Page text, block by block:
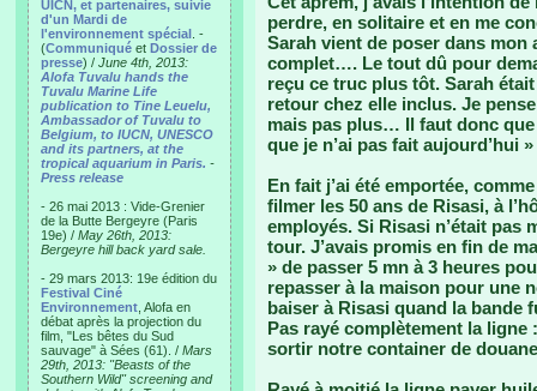
UICN, et partenaires, suivie
d'un Mardi de
l'environnement spécial . -
(Communiqué et Dossier de
presse) / June 4th, 2013:
Alofa Tuvalu hands the
Tuvalu Marine Life
publication to Tine Leuelu,
Ambassador of Tuvalu to
Belgium, to IUCN, UNESCO
and its partners, at the
tropical aquarium in Paris. -
Press release
- 26 mai 2013 : Vide-Grenier
de la Butte Bergeyre (Paris
19e) / May 26th, 2013:
Bergeyre hill back yard sale.
- 29 mars 2013: 19e édition du
Festival Ciné
Environnement , Alofa en
débat après la projection du
film, "Les bêtes du Sud
sauvage" à Sées (61). / Mars
29th, 2013: "Beasts of the
Southern Wild" screening and
perdre, en solitaire et en me
Sarah vient de poser dans mon
complet…. Le tout dû pour
reçu ce truc plus tôt. Sarah
retour chez elle inclus. Je
mais pas plus… Il faut donc que
que je n’ai pas fait aujourd’hui
En fait j’ai été emportée,
filmer les 50 ans de Risasi, à
employés. Si Risasi n’était pas
tour. J’avais promis en fin de
» de passer 5 mn à 3 heures
repasser à la maison pour une
baiser à Risasi quand la bande
Pas rayé complètement la
sortir notre container de